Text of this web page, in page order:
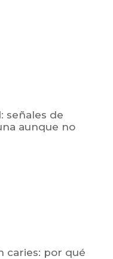
señales de
aunque no
caries: por qué